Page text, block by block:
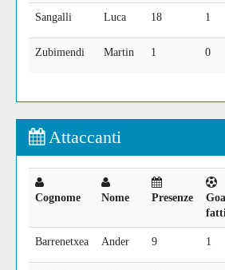
Sangalli Luca 18 1
Zubimendi Martin 1 0
Attaccanti
Cognome Nome Presenze
Barrenetxea Ander 9 1